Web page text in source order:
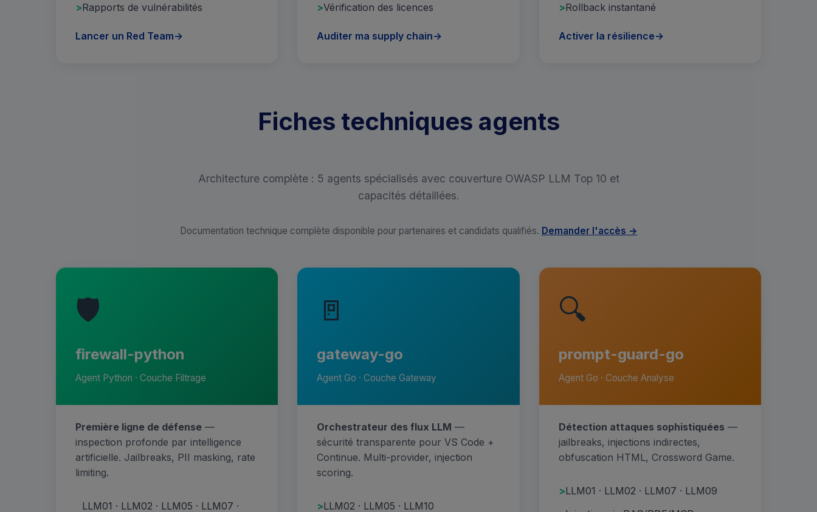
Rapports de vulnérabilités
Lancer un Red Team→
Vérification des licences
Auditer ma supply chain→
Rollback instantané
Activer la résilience→
Fiches techniques agents
Architecture complète : 5 agents spécialisés avec couverture OWASP LLM Top 10 et
capacités détaillées.
Documentation technique complète disponible pour partenaires et candidats qualifiés. Demander l'accès →
🛡️
firewall-python
Agent Python · Couche Filtrage
Première ligne de défense —
inspection profonde par intelligence
artificielle. Jailbreaks, PII masking, rate
limiting.
LLM01 · LLM02 · LLM05 · LLM07 ·
🚪
gateway-go
Agent Go · Couche Gateway
Orchestrateur des flux LLM —
sécurité transparente pour VS Code +
Continue. Multi-provider, injection
scoring.
LLM02 · LLM05 · LLM10
🔍
prompt-guard-go
Agent Go · Couche Analyse
Détection attaques sophistiquées—
jailbreaks, injections indirectes,
obfuscation HTML, Crossword Game.
LLM01 · LLM02 · LLM07 · LLM09